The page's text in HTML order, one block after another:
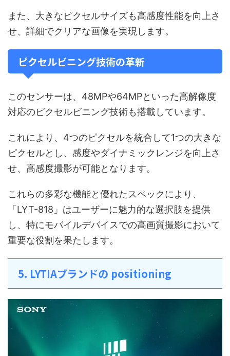
また、大きなピクセルサイズも高感度性能を向上さ
せ、詳細でクリアな画像を実現します。
ピクセルビニング技術の革新
このセンサーは、48MPや64MPといった高解像度
対応のピクセルビニング技術も搭載しています。
これにより、4つのピクセルを統合して1つの大きな
ピクセルとし、感度やダイナミックレンジを向上さ
せ、高感度撮影が可能となります。
これらの多彩な機能と優れたスペックにより、
「LYT-818」はユーザーに魅力的な選択肢を提供
し、特にモバイルデバイスでの高画質撮影において
重要な役割を果たします。
5. LYTIAブランドの positioning